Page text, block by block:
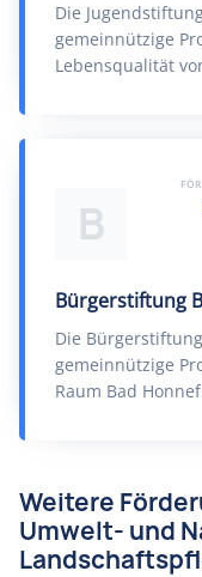
Die
gemeinnützige
Lebensqualität
B
Bürgerstiftung
Die
gemeinnützige
Raum Bad
Weitere
Umwelt- und